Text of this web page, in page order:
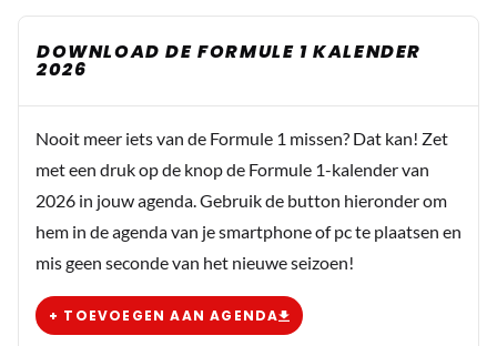
DOWNLOAD DE FORMULE 1 KALENDER
2026
Nooit meer iets van de Formule 1 missen? Dat kan! Zet
met een druk op de knop de Formule 1-kalender van
2026 in jouw agenda. Gebruik de button hieronder om
hem in de agenda van je smartphone of pc te plaatsen en
mis geen seconde van het nieuwe seizoen!
+ TOEVOEGEN AAN AGENDA